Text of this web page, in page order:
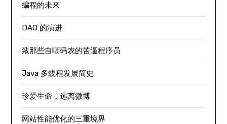
编程的未来
DAO 的演进
致那些自嘲码农的苦逼程序员
Java 多线程发展简史
珍爱生命，远离微博
网站性能优化的三重境界